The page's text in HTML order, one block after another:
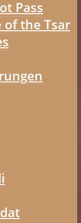
Pass
of the Tsar